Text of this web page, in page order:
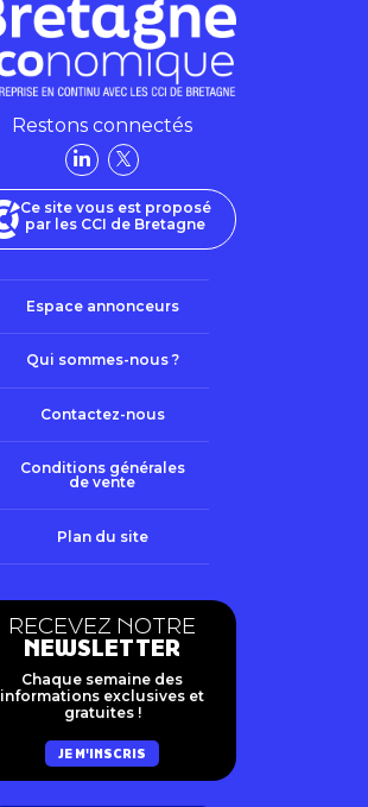
Restons connectés
Ce site vous est proposé
par les CCI de Bretagne
Espace annonceurs
Qui sommes-nous ?
Contactez-nous
Conditions générales
de vente
Plan du site
RECEVEZ NOTRE
NEWSLETTER
Chaque semaine des
informations exclusives et
gratuites !
JE M'INSCRIS